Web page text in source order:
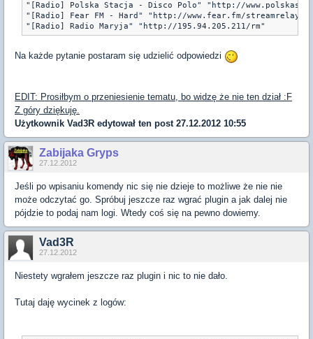
"[Radio] Polska Stacja - Disco Polo" "http://
"[Radio] Fear FM - Hard" "http://www.fear.fm/streamrelay/
"[Radio] Radio Maryja" "http://195.94.205.211/rm"
Na każde pytanie postaram się udzielić odpowiedzi
EDIT: Prosiłbym o przeniesienie tematu, bo widzę że nie ten dział :F
Z góry dziękuję.
Użytkownik Vad3R edytował ten post 27.12.2012 10:55
Zabijaka Gryps
27.12.2012
Jeśli po wpisaniu komendy nic się nie dzieje to możliwe że nie nie
może odczytać go. Spróbuj jeszcze raz wgrać plugin a jak dalej nie
pójdzie to podaj nam logi. Wtedy coś się na pewno dowiemy.
Vad3R
27.12.2012
Niestety wgrałem jeszcze raz plugin i nic to nie dało.
Tutaj daję wycinek z logów: